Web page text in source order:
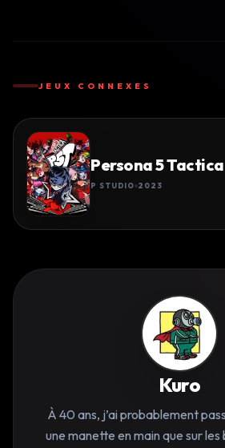
JEUX CONNEXES
Persona 5 Tactica
P STUDIO 2023
Kuro
À 40 ans, j’ai probablement
une manette en main que sur les